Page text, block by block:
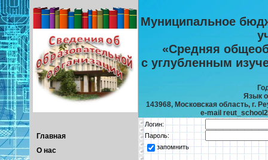
Муниципальное
«Средняя
с углубленным
Язык
143968, Московская область, г.
e-mail
Главная
О нас
Логин:
Пароль:
запомнить